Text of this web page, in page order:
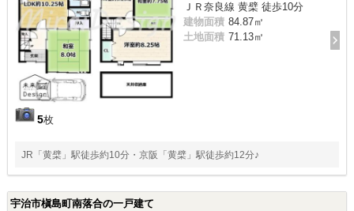
5枚
ＪＲ奈良線 黄檗 徒歩10分
建物面積 84.87㎡
土地面積 71.13㎡
JR「黄檗」駅徒歩約10分・京阪「黄檗」駅徒歩約12分♪
宇治市槇島町南落合の一戸建て